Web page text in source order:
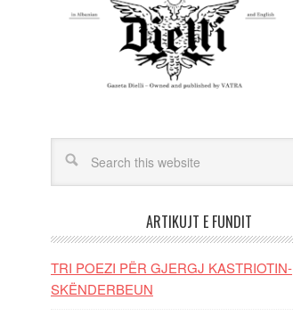
ARTIKUJT E FUNDIT
TRI POEZI PËR GJERGJ KASTRIOTIN-
SKËNDERBEUN